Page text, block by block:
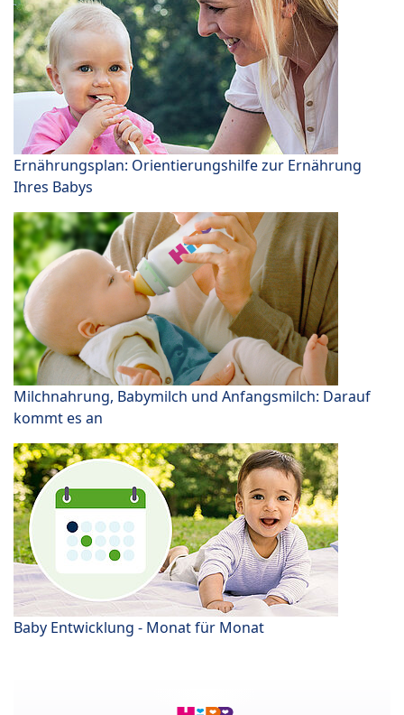
Ernährungsplan: Orientierungshilfe zur Ernährung
Ihres Babys
Milchnahrung, Babymilch und Anfangsmilch: Darauf
kommt es an
Baby Entwicklung - Monat für Monat